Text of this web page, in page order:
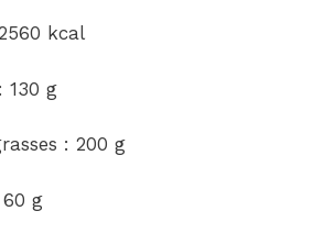
kcal
130 g
: 200 g
g